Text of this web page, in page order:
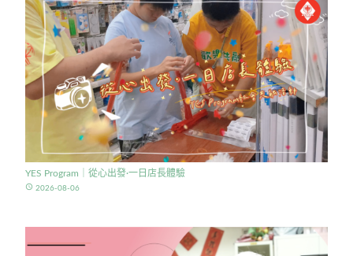
YES Program｜從心出發·一日店長體驗
access_time 2026-08-06